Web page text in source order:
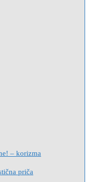
– korizma
priča